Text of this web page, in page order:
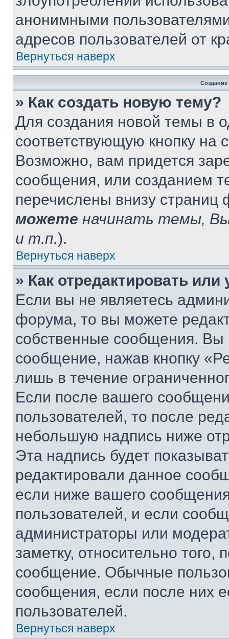
анонимными
адресов пользователей от
Вернуться наверх
» Как создать новую тему?
Для создания новой темы в
соответствующую кнопку
Возможно, вам придется
сообщения, или созданием
перечислены внизу
можете начинать темы,
и т.п.).
Вернуться наверх
» Как отредактировать
Если вы не являетесь
форума, то вы можете
собственные сообщения. Вы
сообщение, нажав кнопку
лишь в течение
Если после вашего
пользователей, то после
небольшую надпись ниже
Эта надпись будет
редактировали данное
если ниже вашего
пользователей, и если
администраторы или
заметку, относительно
сообщение. Обычные
сообщения, если после них
пользователей.
Вернуться наверх